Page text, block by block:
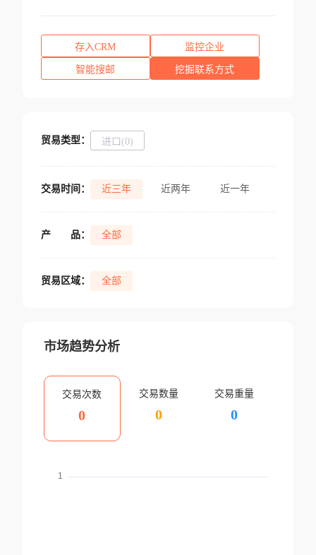
存入CRM 监控企业
智能搜邮 挖掘联系方式
贸易类型： 进口(0)
交易时间： 近三年 近两年 近一年
产 品： 全部
贸易区域： 全部
市场趋势分析
交易次数
0
交易数量
0
交易重量
0